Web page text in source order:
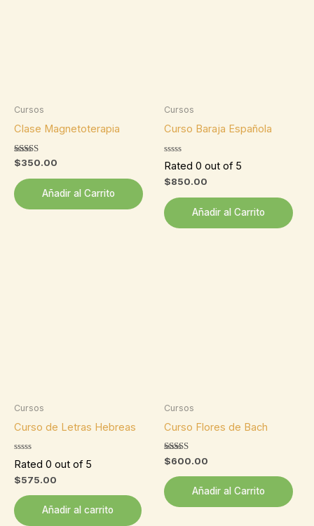
Cursos
Clase Magnetoterapia
Valorado
con
5.00
de 5
$350.00
Añadir al Carrito
Cursos
Curso Baraja Española
Rated 0 out of 5
$850.00
Añadir al Carrito
Cursos
Curso de Letras Hebreas
Rated 0 out of 5
$575.00
Añadir al carrito
Cursos
Curso Flores de Bach
Valorado
con
5.00
de 5
$600.00
Añadir al Carrito